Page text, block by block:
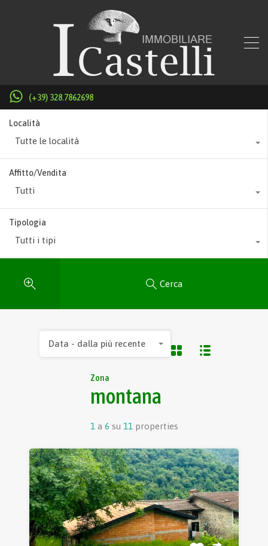
(+39) 328.7862698
Località
Tutte le località
Affitto/Vendita
Tutti
Tipologia
Tutti i tipi
Cerca
Zona
montana
1 a 6 su 11 properties
Data - dalla più recente